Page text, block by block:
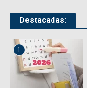
Destacadas:
1